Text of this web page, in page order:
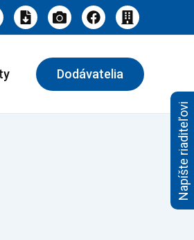
Dodávatelia
Napíšte riaditeľovi